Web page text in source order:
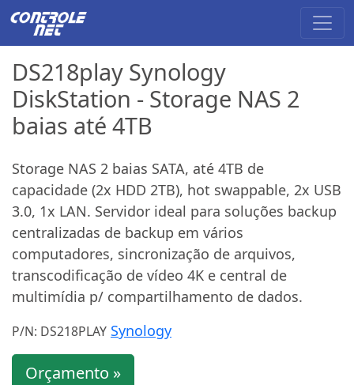
DS218play Synology
DiskStation - Storage NAS 2
baias até 4TB
Storage NAS 2 baias SATA, até 4TB de
capacidade (2x HDD 2TB), hot swappable, 2x USB
3.0, 1x LAN. Servidor ideal para soluções backup
centralizadas de backup em vários
computadores, sincronização de arquivos,
transcodificação de vídeo 4K e central de
multimídia p/ compartilhamento de dados.
P/N: DS218PLAY Synology
Orçamento »